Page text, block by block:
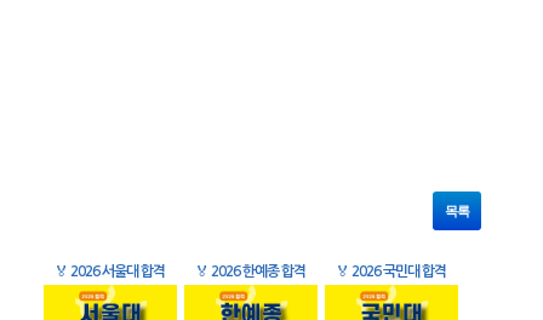
목록
🏅 2026 서울대 합격 🏅 2026 한예종 합격 🏅 2026 국민대 합격